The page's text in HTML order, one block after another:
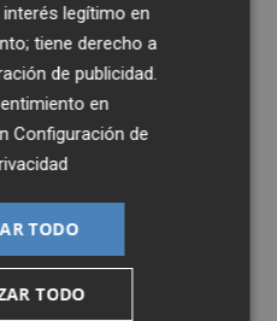
legítimo en
tiene derecho a
de publicidad
en
Configuración de
TODO
TODO